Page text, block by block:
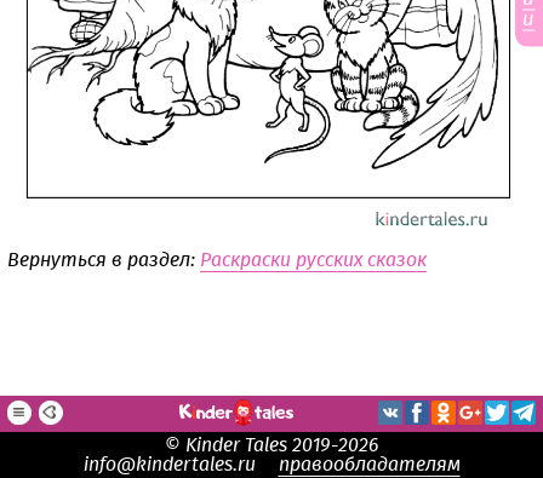
Вернуться в раздел: Раскраски русских сказок
и
© Kinder Tales 2019-2026
info@kindertales.ru
правообладателям